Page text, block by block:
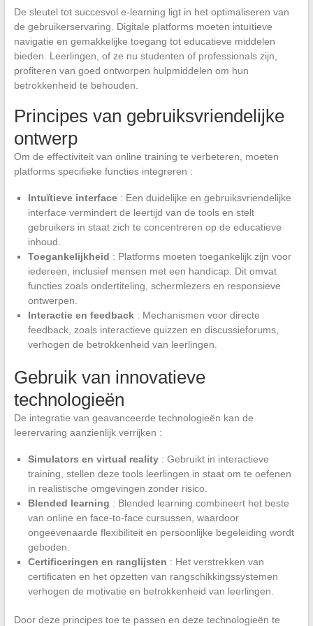
De sleutel tot succesvol e-learning ligt in het optimaliseren van
de gebruikerservaring. Digitale platforms moeten intuïtieve
navigatie en gemakkelijke toegang tot educatieve middelen
bieden. Leerlingen, of ze nu studenten of professionals zijn,
profiteren van goed ontworpen hulpmiddelen om hun
betrokkenheid te behouden.
Principes van gebruiksvriendelijke
ontwerp
Om de effectiviteit van online training te verbeteren, moeten
platforms specifieke functies integreren :
Intuïtieve interface: Een duidelijke en gebruiksvriendelijke
interface vermindert de leertijd van de tools en stelt
gebruikers in staat zich te concentreren op de educatieve
inhoud.
Toegankelijkheid : Platforms moeten toegankelijk zijn voor
iedereen, inclusief mensen met een handicap. Dit omvat
functies zoals ondertiteling, schermlezers en responsieve
ontwerpen.
Interactie en feedback: Mechanismen voor directe
feedback, zoals interactieve quizzen en discussieforums,
verhogen de betrokkenheid van leerlingen.
Gebruik van innovatieve
technologieën
De integratie van geavanceerde technologieën kan de
leerervaring aanzienlijk verrijken :
Simulators en virtual reality: Gebruikt in interactieve
training, stellen deze tools leerlingen in staat om te oefenen
in realistische omgevingen zonder risico.
Blended learning : Blended learning combineert het beste
van online en face-to-face cursussen, waardoor
ongeëvenaarde flexibiliteit en persoonlijke begeleiding wordt
geboden.
Certificeringen en ranglijsten : Het verstrekken van
certificaten en het opzetten van rangschikkingssystemen
verhogen de motivatie en betrokkenheid van leerlingen.
Door deze principes toe te passen en deze technologieën te